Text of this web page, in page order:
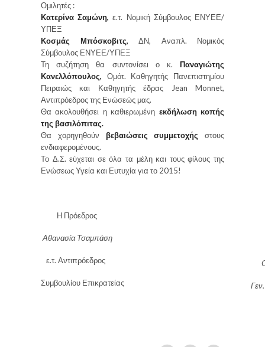
Ομιλητές :
Κατερίνα Σαμώνη, ε.τ. Νομική Σύμβουλος ΕΝΥΕΕ/
ΥΠΕΞ
Κοσμάς Μπόσκοβιτς, ΔΝ, Αναπλ. Νομικός
Σύμβουλος ΕΝΥΕΕ/ΥΠΕΞ
Τη συζήτηση θα συντονίσει ο κ. Παναγιώτης
Κανελλόπουλος, Ομότ. Καθηγητής Πανεπιστημίου
Πειραιώς και Καθηγητής έδρας Jean Monnet,
Αντιπρόεδρος της Ενώσεώς μας.
Θα ακολουθήσει η καθιερωμένη εκδήλωση κοπής
της βασιλόπιτας.
Θα χορηγηθούν βεβαιώσεις συμμετοχής στους
ενδιαφερομένους.
Το Δ.Σ. εύχεται σε όλα τα μέλη και τους φίλους της
Ενώσεως Υγεία και Ευτυχία για το 2015!
Η Πρόεδρος
Αθανασία Τσαμπάση
ε.τ. Αντιπρόεδρος
Συμβουλίου Επικρατείας